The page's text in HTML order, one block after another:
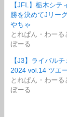
【JFL】栃木シテ
勝を決めてJリー
やちゃ
とれぱん・わーる
ぼーる
【J3】ライバルチ
2024 vol.14 ツエ
とれぱん・わーる
ぼーる